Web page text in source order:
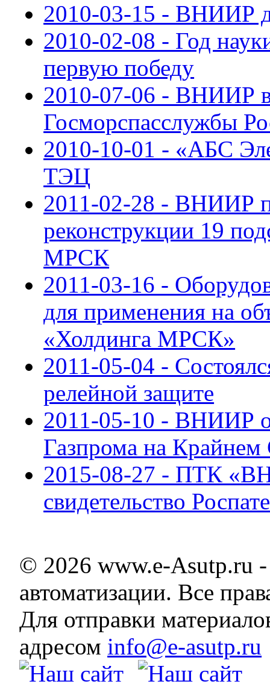
2010-03-15 - ВНИИР
2010-02-08 - Год
первую победу
2010-07-06 - ВНИИР
Госморспасслужбы
2010-10-01 - «АБС
ТЭЦ
2011-02-28 - ВНИИР
реконструкции 19
МРСК
2011-03-16 -
для применения на
«Холдинга МРСК»
2011-05-04 -
релейной защите
2011-05-10 - ВНИИР
Газпрома на Крайнем
2015-08-27 - ПТК
свидетельство
© 2026 www.e-Asutp.ru
автоматизации. Все
Для отправки
адресом info@e-asutp.ru